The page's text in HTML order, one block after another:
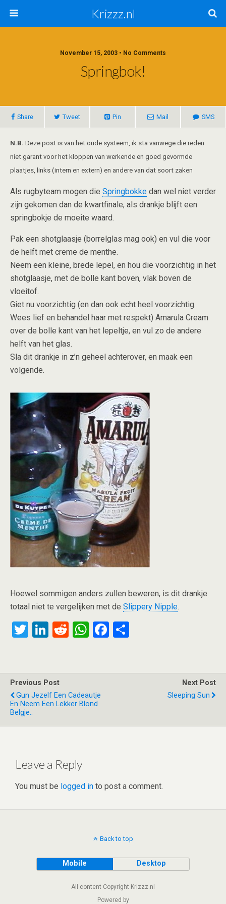
Krizzz.nl
November 15, 2003 • No Comments
Springbok!
Share Tweet Pin Mail SMS
N.B. Deze post is van het oude systeem, ik sta vanwege die reden
niet garant voor het kloppen van werkende en goed gevormde
plaatjes, links (intern en extern) en andere van dat soort zaken
Als rugbyteam mogen die Springbokke dan wel niet verder
zijn gekomen dan de kwartfinale, als drankje blijft een
springbokje de moeite waard.
Pak een shotglaasje (borrelglas mag ook) en vul die voor
de helft met creme de menthe.
Neem een kleine, brede lepel, en hou die voorzichtig in het
shotglaasje, met de bolle kant boven, vlak boven de
vloeitof.
Giet nu voorzichtig (en dan ook echt heel voorzichtig.
Wees lief en behandel haar met respekt) Amarula Cream
over de bolle kant van het lepeltje, en vul zo de andere
helft van het glas.
Sla dit drankje in z’n geheel achterover, en maak een
volgende.
Hoewel sommigen anders zullen beweren, is dit drankje
totaal niet te vergelijken met de Slippery Nipple.
T
er
Li
dI
n
R
t
W
A
p
p
F
k
Previous Post
Gun Jezelf Een Cadeautje
En Neem Een Lekker Blond
Belgje..
Next Post
Sleeping Sun
Leave a Reply
You must be logged in to post a comment.
Back to top
Mobile Desktop
All content Copyright Krizzz.nl
Powered by